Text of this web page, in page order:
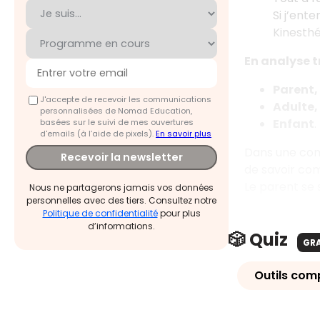
J'accepte de recevoir les communications
personnalisées de Nomad Education,
basées sur le suivi de mes ouvertures
d'emails (à l’aide de pixels).En savoir plus
Recevoir la newsletter
Nous ne partagerons jamais vos données
personnelles avec des tiers. Consultez notre
Politique de confidentialitépour plus
d’informations.
Si
🎲 Quiz
Outils